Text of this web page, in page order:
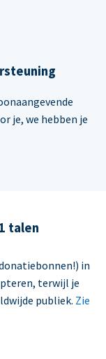
je, we hebben je
talen
in
terwijl je
publiek. Zie